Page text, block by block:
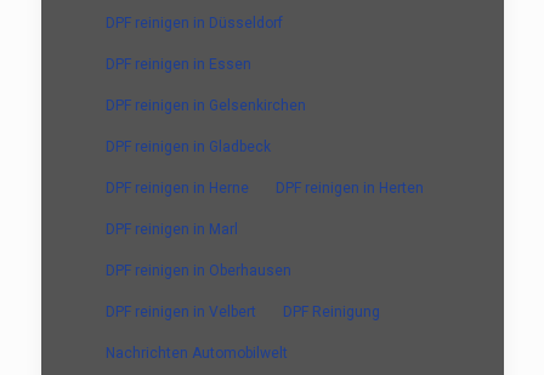
DPF reinigen in Düsseldorf
DPF reinigen in Essen
DPF reinigen in Gelsenkirchen
DPF reinigen in Gladbeck
DPF reinigen in Herne DPF reinigen in Herten
DPF reinigen in Marl
DPF reinigen in Oberhausen
DPF reinigen in Velbert DPF Reinigung
Nachrichten Automobilwelt